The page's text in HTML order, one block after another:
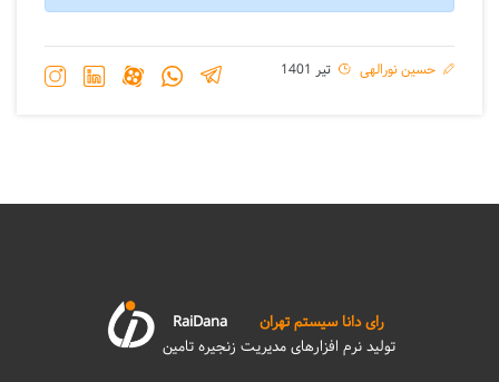
حسین نورالهی تیر 1401
رای دانا سیستم تهران
RaiDana
تولید نرم افزارهای مدیریت زنجیره تامین